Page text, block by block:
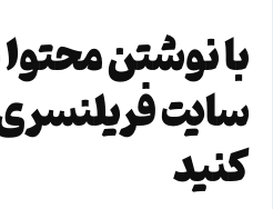
با نوشتن
سایت
کنید